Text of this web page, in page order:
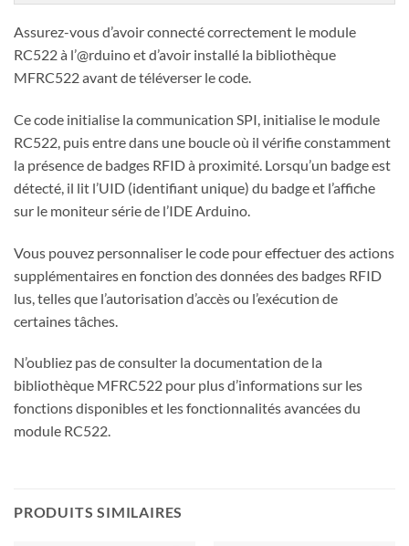
Assurez-vous d’avoir connecté correctement le module
RC522 à l’@rduino et d’avoir installé la bibliothèque
MFRC522 avant de téléverser le code.
Ce code initialise la communication SPI, initialise le module
RC522, puis entre dans une boucle où il vérifie constamment
la présence de badges RFID à proximité. Lorsqu’un badge est
détecté, il lit l’UID (identifiant unique) du badge et l’affiche
sur le moniteur série de l’IDE Arduino.
Vous pouvez personnaliser le code pour effectuer des actions
supplémentaires en fonction des données des badges RFID
lus, telles que l’autorisation d’accès ou l’exécution de
certaines tâches.
N’oubliez pas de consulter la documentation de la
bibliothèque MFRC522 pour plus d’informations sur les
fonctions disponibles et les fonctionnalités avancées du
module RC522.
PRODUITS SIMILAIRES